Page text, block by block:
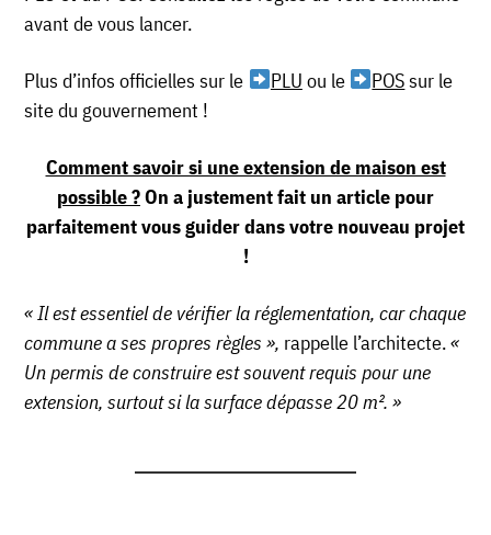
avant de vous lancer.
Plus d’infos officielles sur le PLU ou le POSsur le
site du gouvernement !
Comment savoir si une extension de maison est
possible ?On a justement fait un article pour
parfaitement vous guider dans votre nouveau projet
!
« Il est essentiel de vérifier la réglementation, car chaque
commune a ses propres règles », rappelle l’architecte.«
Un permis de construire est souvent requis pour une
extension, surtout si la surface dépasse 20 m². »